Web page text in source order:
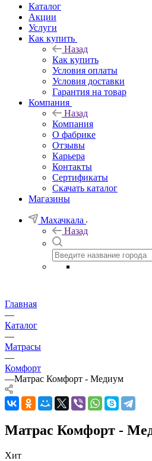
Каталог
Акции
Услуги
Как купить
Назад
Как купить
Условия оплаты
Условия доставки
Гарантия на товар
Компания
Назад
Компания
О фабрике
Отзывы
Карьера
Контакты
Сертификаты
Скачать каталог
Магазины
Махачкала
Назад
Главная
—
Каталог
—
Матрасы
—
Комфорт
—Матрас Комфорт - Медиум
Матрас Комфорт -
Хит